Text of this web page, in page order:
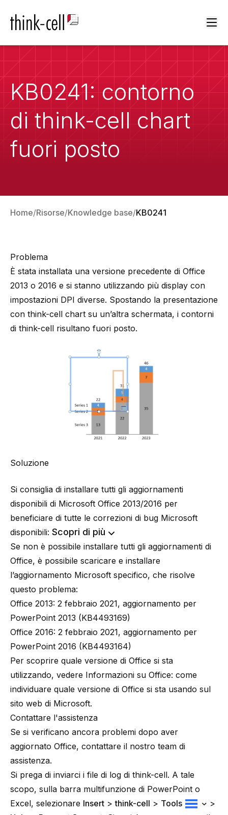
KB0241: contorno
di think-cell chart
fuori posto
Home Risorse Knowledge base KB0241
Problema
È stata installata una versione precedente di Office
2013 o 2016 e si stanno utilizzando più display con
impostazioni DPI diverse. Spostando la presentazione
con think-cell chart su un’altra schermata, i contorni
di think-cell risultano fuori posto.
Soluzione
Si consiglia di installare tutti gli aggiornamenti
disponibili di Microsoft Office 2013/2016 per
beneficiare di tutte le correzioni di bug Microsoft
disponibili: Scopri di più
Se non è possibile installare tutti gli aggiornamenti di
Office, è possibile scaricare e installare
l’aggiornamento Microsoft specifico, che risolve
questo problema:
Office 2013: 2 febbraio 2021, aggiornamento per
PowerPoint 2013 (KB4493169)
Office 2016: 2 febbraio 2021, aggiornamento per
PowerPoint 2016 (KB4493164)
Per scoprire quale versione di Office si sta
utilizzando, vedere Informazioni su Office: come
individuare quale versione di Office si sta usando sul
sito web di Microsoft.
Contattare l'assistenza
Se si verificano ancora problemi dopo aver
aggiornato Office, contattare il nostro team di
assistenza.
Si prega di inviarci i file di log di think-cell. A tale
scopo, sulla barra multifunzione di PowerPoint o
Excel, selezionare Insert >think-cell > Tools
>